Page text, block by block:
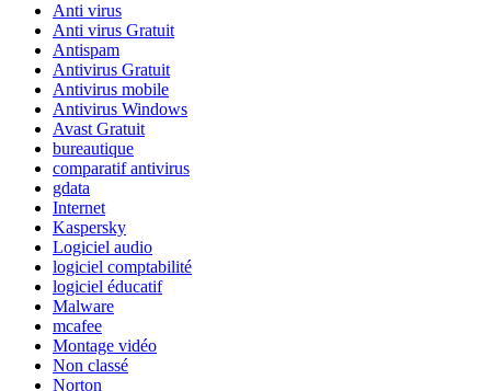
Anti virus
Anti virus Gratuit
Antispam
Antivirus Gratuit
Antivirus mobile
Antivirus Windows
Avast Gratuit
bureautique
comparatif antivirus
gdata
Internet
Kaspersky
Logiciel audio
logiciel comptabilité
logiciel éducatif
Malware
mcafee
Montage vidéo
Non classé
Norton